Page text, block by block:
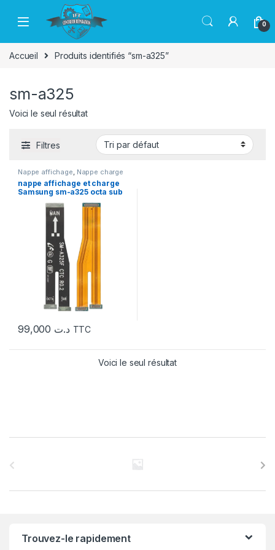
Passer à la navigation
Aller au contenu
0
Accueil Produits identifiés “sm-a325”
sm-a325
Voici le seul résultat
Filtres
Nappe affichage, Nappe charge
samsung
nappe affichage et charge
Samsung sm-a325 octa sub
د.ت TTC
Voici le seul résultat
Trouvez-le rapidement